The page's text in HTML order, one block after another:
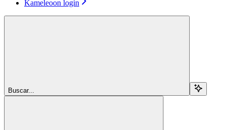
Kameleoon login
Buscar...